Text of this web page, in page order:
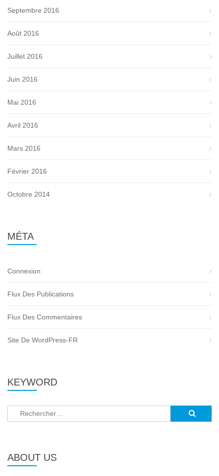
Septembre 2016
Août 2016
Juillet 2016
Juin 2016
Mai 2016
Avril 2016
Mars 2016
Février 2016
Octobre 2014
MÉTA
Connexion
Flux Des Publications
Flux Des Commentaires
Site De WordPress-FR
KEYWORD
Rechercher :
ABOUT US